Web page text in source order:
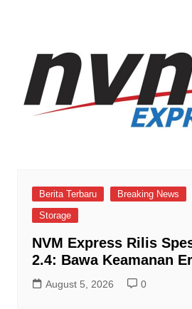
Berita Terbaru Breaking News
Storage
NVM Express Rilis
2.4: Bawa Keamanan
August 5, 2026 0